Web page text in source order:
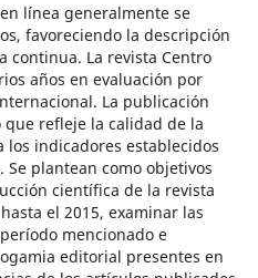
línea generalmente se
favoreciendo la descripción
continua. La revista Centro
años en evaluación por
La publicación
refleje la calidad de la
los indicadores establecidos
plantean como objetivos
científica de la revista
el 2015, examinar las
mencionado e
editorial presentes en